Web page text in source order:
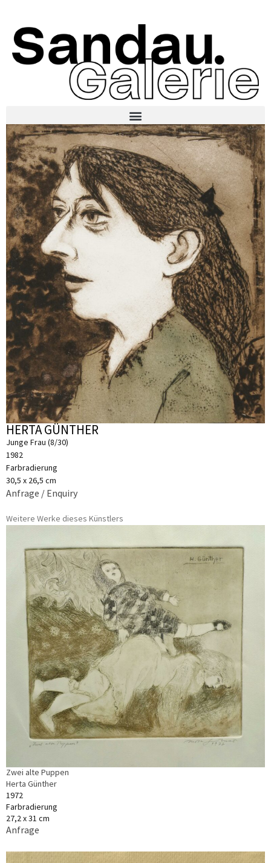
HERTA GÜNTHER
Junge Frau (8/30)
1982
Farbradierung
30,5 x 26,5 cm
Anfrage / Enquiry
Weitere Werke dieses Künstlers
Zwei alte Puppen
Herta Günther
1972
Farbradierung
27,2 x 31 cm
Anfrage